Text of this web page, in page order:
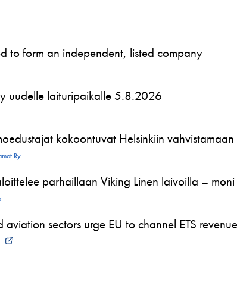
to form an independent, listed company
uudelle laituripaikalle 5.8.2026
kokoontuvat Helsinkiin vahvistamaan
Ry
parhaillaan Viking Linen laivoilla –
sectors urge EU to channel ETS